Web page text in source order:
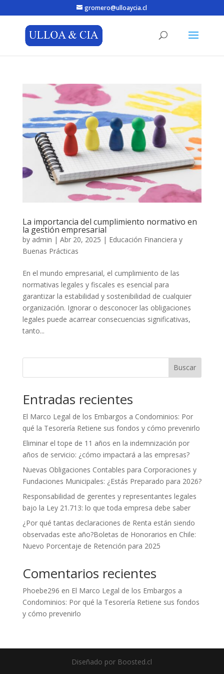
gromero@ulloaycia.cl
La importancia del cumplimiento normativo en
la gestión empresarial
by admin | Abr 20, 2025 | Educación Financiera y
Buenas Prácticas
En el mundo empresarial, el cumplimiento de las
normativas legales y fiscales es esencial para
garantizar la estabilidad y sostenibilidad de cualquier
organización. Ignorar o desconocer las obligaciones
legales puede acarrear consecuencias significativas,
tanto...
Buscar
Entradas recientes
El Marco Legal de los Embargos a Condominios: Por
qué la Tesorería Retiene sus fondos y cómo prevenirlo
Eliminar el tope de 11 años en la indemnización por
años de servicio: ¿cómo impactará a las empresas?
Nuevas Obligaciones Contables para Corporaciones y
Fundaciones Municipales: ¿Estás Preparado para 2026?
Responsabilidad de gerentes y representantes legales
bajo la Ley 21.713: lo que toda empresa debe saber
¿Por qué tantas declaraciones de Renta están siendo
observadas este año?Boletas de Honorarios en Chile:
Nuevo Porcentaje de Retención para 2025
Comentarios recientes
Phoebe296 en El Marco Legal de los Embargos a
Condominios: Por qué la Tesorería Retiene sus fondos
y cómo prevenirlo
Diseñado por Boosted.cl